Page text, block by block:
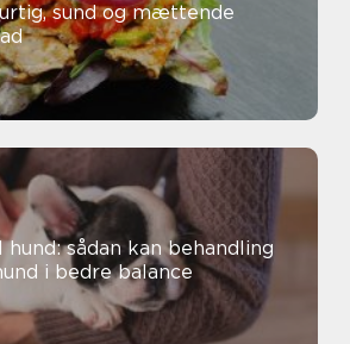
sund og mættende
sådan kan behandling
i bedre balance